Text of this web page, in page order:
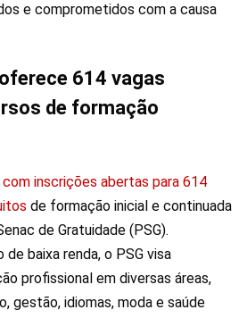
e comprometidos com a causa
614 vagas
de formação
inscrições abertas para 614
de formação inicial e continuada
de Gratuidade (PSG).
de baixa renda, o PSG visa
profissional em diversas áreas,
gestão, idiomas, moda e saúde